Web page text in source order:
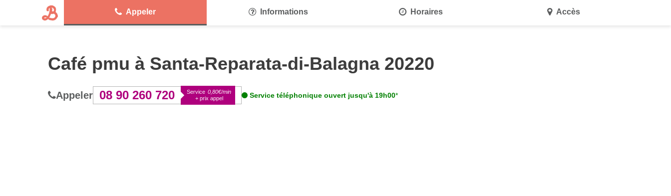
Appeler Informations Horaires Accès
Café pmu à Santa-Reparata-di-Balagna 20220
Appeler 08 90 260 720 Service 0,80€/min
+ prix appel
Service téléphonique ouvert jusqu'à 19h00*